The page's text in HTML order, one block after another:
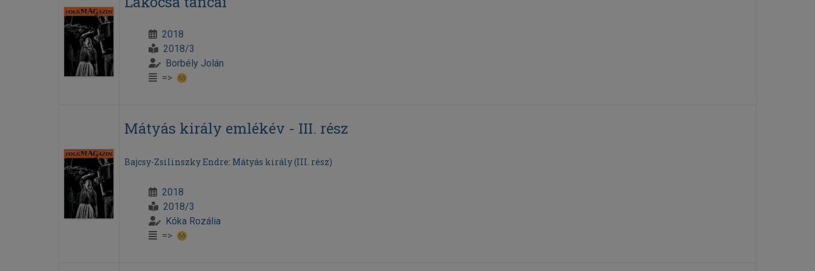
2018
2018/3
Borbély Jolán
=>
Mátyás király emlékév - III. rész
Bajcsy-Zsilinszky Endre: Mátyás király (III. rész)
2018
2018/3
Kóka Rozália
=>